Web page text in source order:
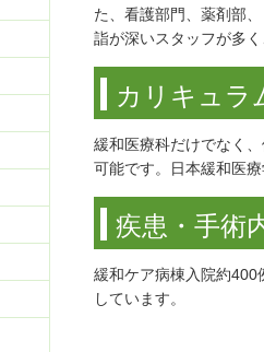
た、看護部門、薬剤部
詣が深いスタッフが多
カリキュラ
緩和医療科だけでなく
可能です。日本緩和医
疾患・手術
緩和ケア病棟入院約400
しています。